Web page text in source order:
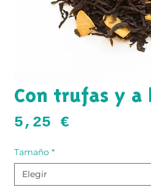
Con trufas y a
5,25 €
Tamaño *